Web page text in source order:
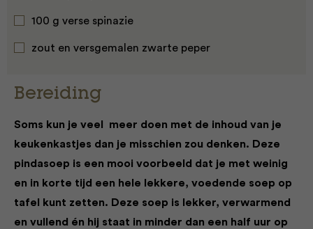
100 g verse spinazie
zout en versgemalen zwarte peper
Bereiding
Soms kun je veel meer doen met de inhoud van je
keukenkastjes dan je misschien zou denken. Deze
pindasoep is een mooi voorbeeld dat je met weinig
en in korte tijd een hele lekkere, voedende soep op
tafel kunt zetten. Deze soep is lekker, verwarmend
en vullend én hij staat in minder dan een half uur op